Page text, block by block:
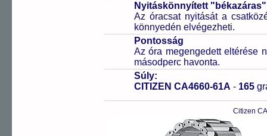
Nyitáskönnyített
Az óracsat nyitását a
könnyedén elvégezheti.
Pontosság
Az óra megengedett eltérése
másodperc havonta.
Súly:
CITIZEN CA4660-61A - 165
Citizen